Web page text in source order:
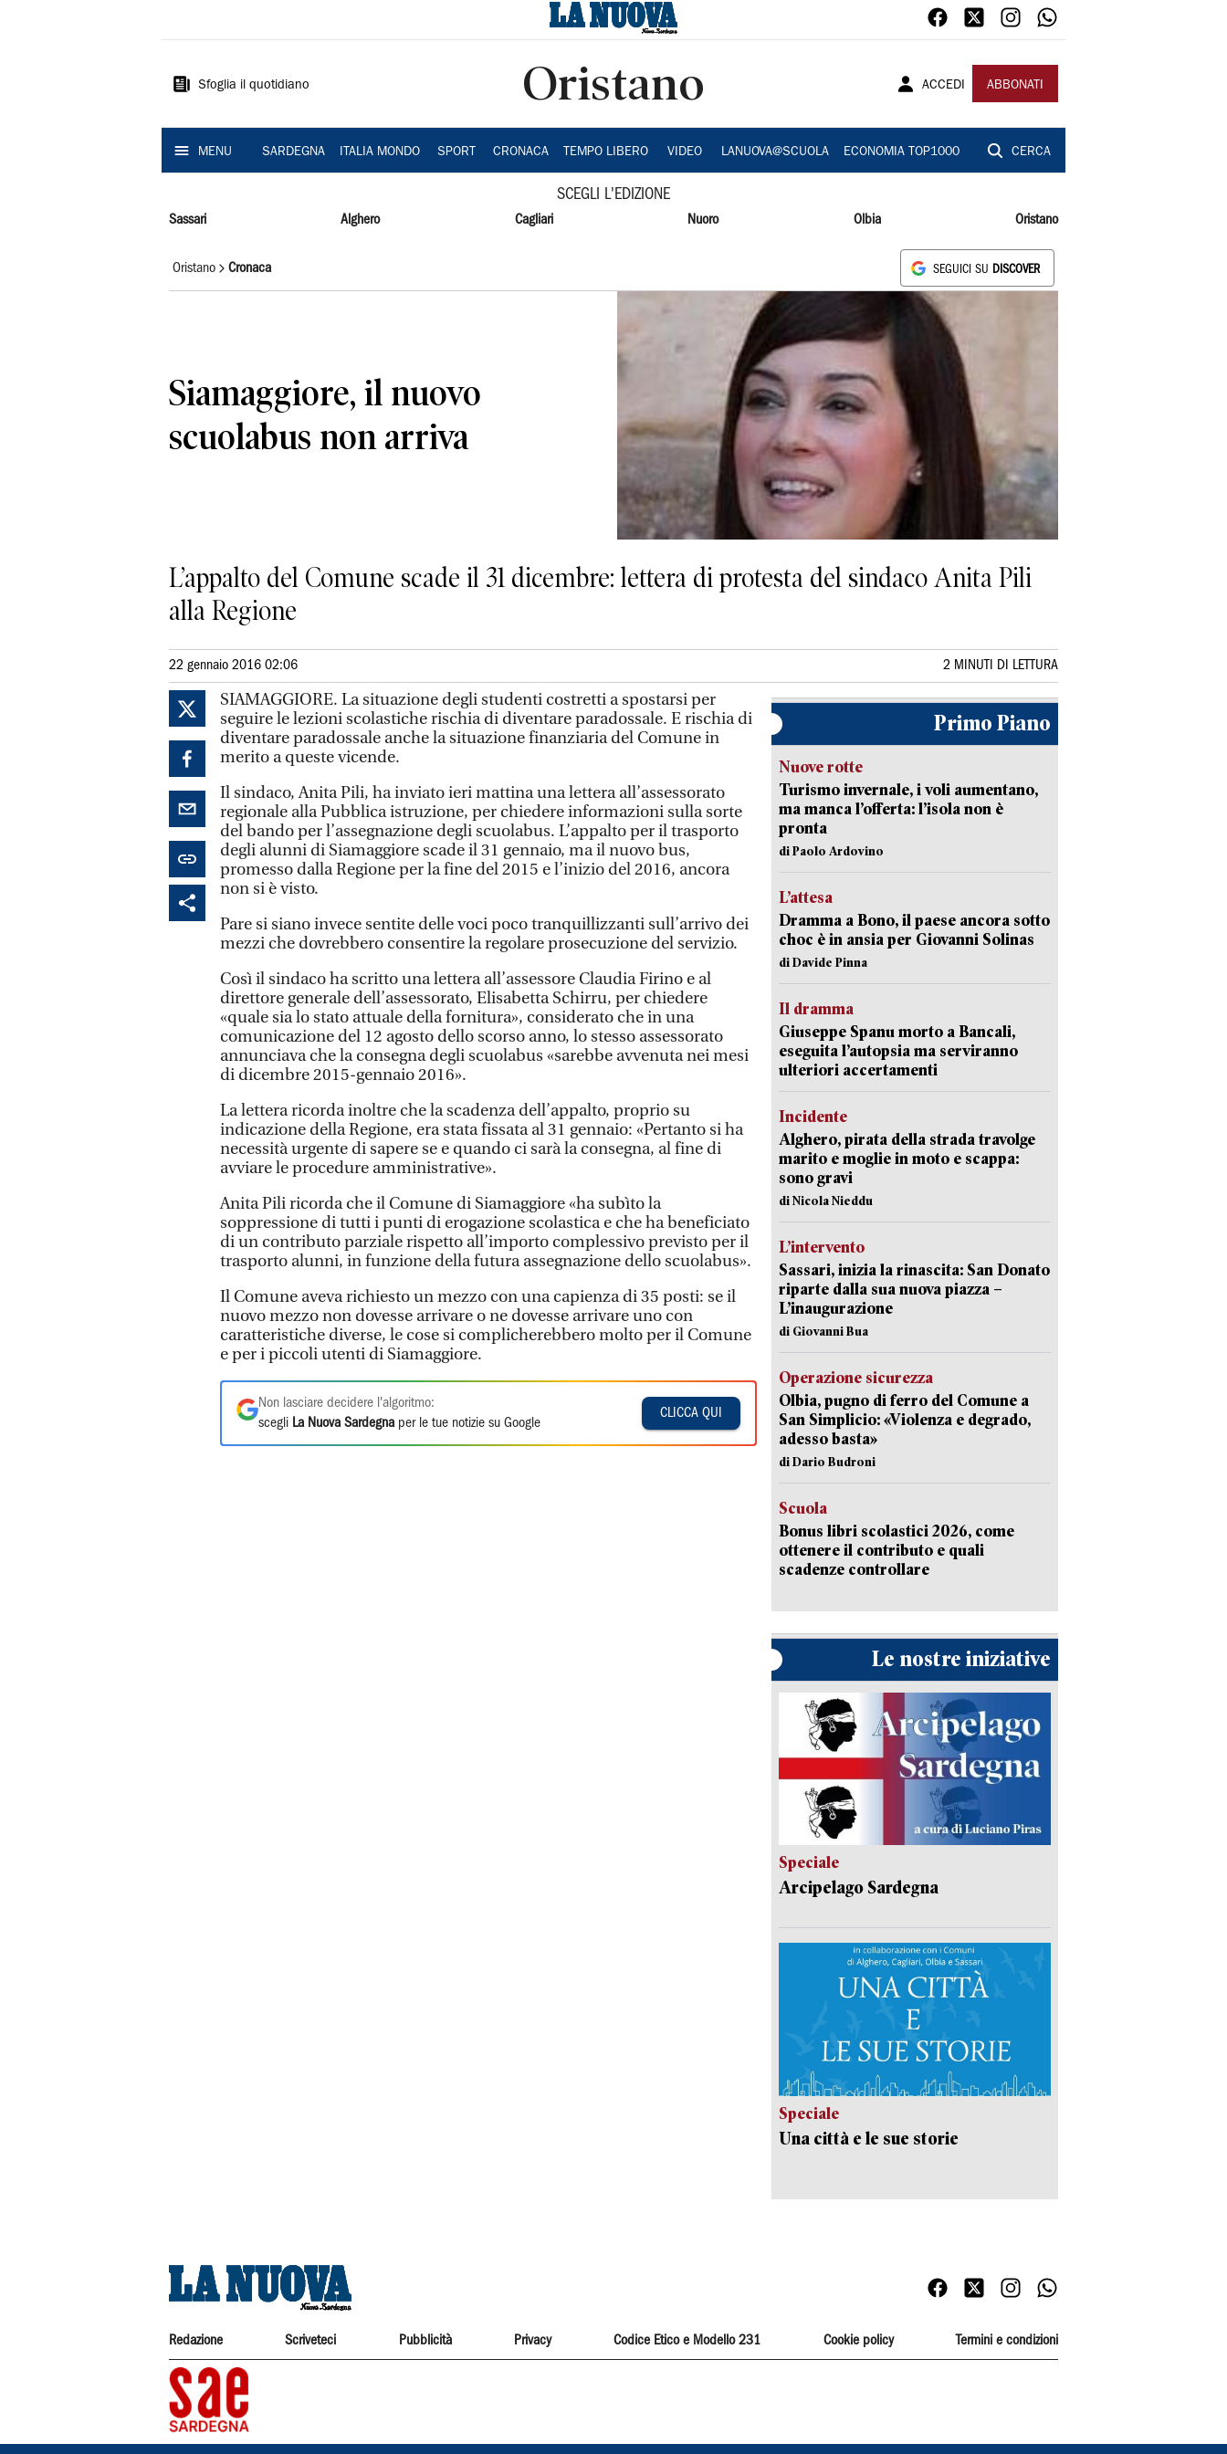
Sardegna
Sfoglia il quotidiano Oristano ACCEDI ABBONATI
MENU SARDEGNA ITALIA MONDO SPORT CRONACA TEMPO LIBERO VIDEO LANUOVA@SCUOLA ECONOMIA TOP1000 CERCA
SCEGLI L'EDIZIONE
Sassari Alghero Cagliari Nuoro Olbia Oristano
Oristano Cronaca SEGUICI SU DISCOVER
Siamaggiore, il nuovo
scuolabus non arriva
L’appalto del Comune scade il 31 dicembre: lettera di protesta del sindaco Anita Pili
alla Regione
22 gennaio 2016 02:06 2 MINUTI DI LETTURA
SIAMAGGIORE. La situazione degli studenti costretti a spostarsi per
seguire le lezioni scolastiche rischia di diventare paradossale. E rischia di
diventare paradossale anche la situazione finanziaria del Comune in
merito a queste vicende.
Il sindaco, Anita Pili, ha inviato ieri mattina una lettera all’assessorato
regionale alla Pubblica istruzione, per chiedere informazioni sulla sorte
del bando per l’assegnazione degli scuolabus. L’appalto per il trasporto
degli alunni di Siamaggiore scade il 31 gennaio, ma il nuovo bus,
promesso dalla Regione per la fine del 2015 e l’inizio del 2016, ancora
non si è visto.
Pare si siano invece sentite delle voci poco tranquillizzanti sull’arrivo dei
mezzi che dovrebbero consentire la regolare prosecuzione del servizio.
Così il sindaco ha scritto una lettera all’assessore Claudia Firino e al
direttore generale dell’assessorato, Elisabetta Schirru, per chiedere
«quale sia lo stato attuale della fornitura», considerato che in una
comunicazione del 12 agosto dello scorso anno, lo stesso assessorato
annunciava che la consegna degli scuolabus «sarebbe avvenuta nei mesi
di dicembre 2015-gennaio 2016».
La lettera ricorda inoltre che la scadenza dell’appalto, proprio su
indicazione della Regione, era stata fissata al 31 gennaio: «Pertanto si ha
necessità urgente di sapere se e quando ci sarà la consegna, al fine di
avviare le procedure amministrative».
Anita Pili ricorda che il Comune di Siamaggiore «ha subìto la
soppressione di tutti i punti di erogazione scolastica e che ha beneficiato
di un contributo parziale rispetto all’importo complessivo previsto per il
trasporto alunni, in funzione della futura assegnazione dello scuolabus».
Il Comune aveva richiesto un mezzo con una capienza di 35 posti: se il
nuovo mezzo non dovesse arrivare o ne dovesse arrivare uno con
caratteristiche diverse, le cose si complicherebbero molto per il Comune
e per i piccoli utenti di Siamaggiore.
Non lasciare decidere l'algoritmo:
scegli La Nuova Sardegna per le tue notizie su Google
CLICCA QUI
Primo Piano
Nuove rotte
Turismo invernale, i voli aumentano,
ma manca l’offerta: l’isola non è
pronta
di Paolo Ardovino
L’attesa
Dramma a Bono, il paese ancora sotto
choc è in ansia per Giovanni Solinas
di Davide Pinna
Il dramma
Giuseppe Spanu morto a Bancali,
eseguita l’autopsia ma serviranno
ulteriori accertamenti
Incidente
Alghero, pirata della strada travolge
marito e moglie in moto e scappa:
sono gravi
di Nicola Nieddu
L’intervento
Sassari, inizia la rinascita: San Donato
riparte dalla sua nuova piazza –
L’inaugurazione
di Giovanni Bua
Operazione sicurezza
Olbia, pugno di ferro del Comune a
San Simplicio: «Violenza e degrado,
adesso basta»
di Dario Budroni
Scuola
Bonus libri scolastici 2026, come
ottenere il contributo e quali
scadenze controllare
Le nostre iniziative
Speciale
Arcipelago Sardegna
Speciale
Una città e le sue storie
Redazione Scriveteci Pubblicità Privacy Codice Etico e Modello 231 Cookie policy Termini e condizioni